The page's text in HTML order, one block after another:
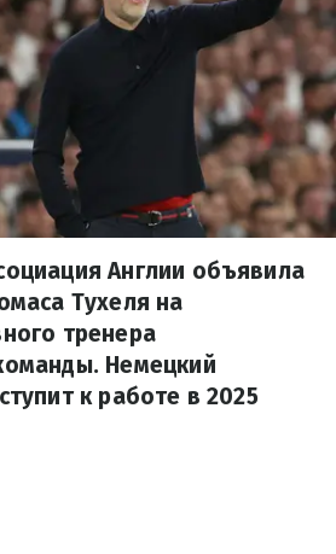
Англии объявила
Тухеля на
тренера
Немецкий
к работе в 2025